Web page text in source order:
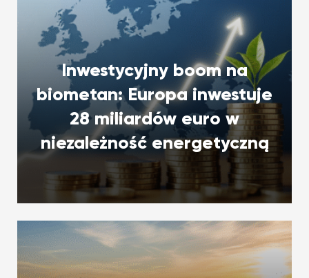
Inwestycyjny boom na
biometan: Europa inwestuje
28 miliardów euro w
niezależność energetyczną